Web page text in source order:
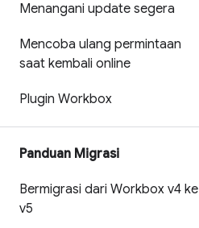
Menangani update segera
Mencoba ulang permintaan
saat kembali online
Plugin Workbox
Panduan Migrasi
Bermigrasi dari Workbox v4 ke
v5